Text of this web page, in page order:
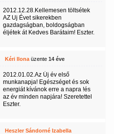
2012.12.28.Kellemesen töltsétek
AZ Uj Évet sikerekben
gazdagságban, boldogságban
éljétek át Kedves Barátaim! Eszter.
Kéri Ilonaüzente 14 éve
2012.01.02.Az Új év első
munkanapja! Egészséget és sok
energiát kívánok erre a napra !és
az év minden napjára! Szeretettel
Eszter.
Heszler Sándorné Izabella